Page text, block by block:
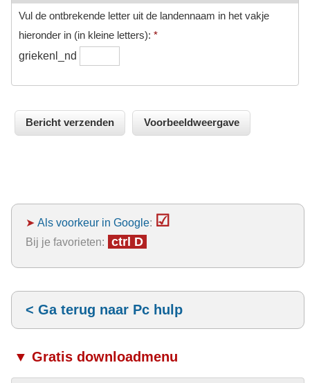
Vul de ontbrekende letter uit de landennaam in het vakje
hieronder in (in kleine letters): *
griekenl_nd
➤ Als voorkeur in Google: ☑
Bij je favorieten: ctrl D
< Ga terug naar Pc hulp
▼ Gratis downloadmenu